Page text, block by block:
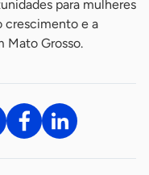
para mulheres
crescimento e a
Mato Grosso.